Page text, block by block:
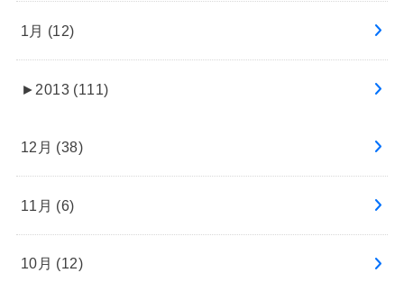
1月 (12)
► 2013 (111)
12月 (38)
11月 (6)
10月 (12)